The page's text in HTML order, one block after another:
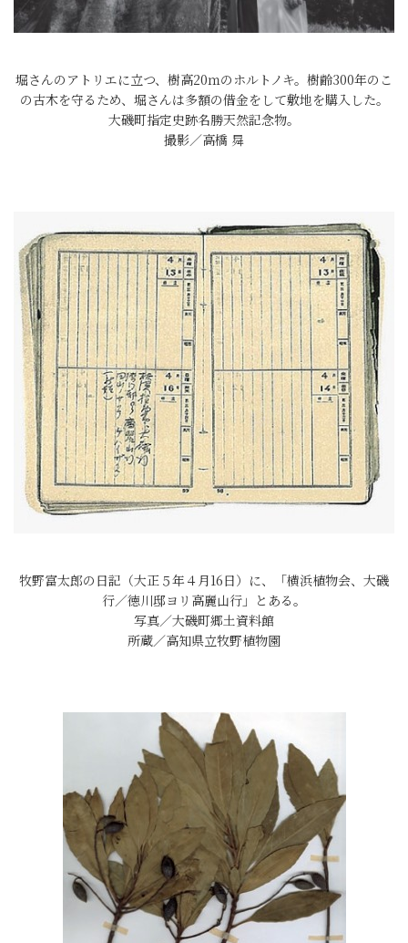
堀さんのアトリエに立つ、樹高20ｍのホルトノキ。樹齢300年のこ
の古木を守るため、堀さんは多額の借金をして敷地を購入した。
大磯町指定史跡名勝天然記念物。
撮影／高橋 曻
牧野富太郎の日記（大正５年４月16日）に、「横浜植物会、大磯
行／徳川邸ヨリ高麗山行」とある。
写真／大磯町郷土資料館
所蔵／高知県立牧野植物園